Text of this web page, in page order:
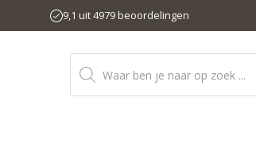
9,1 uit 4979 beoordelingen
Producten
zoeken